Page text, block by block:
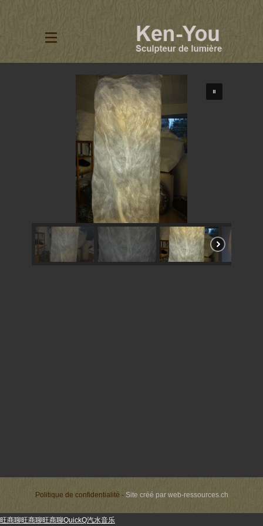
Politique de confidentialité - Site créé par web-ressources.ch
旺商聊旺商聊旺商聊QuickQ汽水音乐